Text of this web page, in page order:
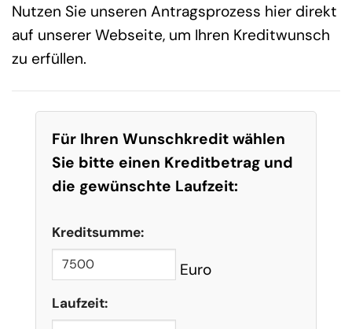
Nutzen Sie unseren Antragsprozess hier direkt
auf unserer Webseite, um Ihren Kreditwunsch
zu erfüllen.
Für Ihren Wunschkredit wählen
Sie bitte einen Kreditbetrag und
die gewünschte Laufzeit:
Kreditsumme:
Euro
Laufzeit: